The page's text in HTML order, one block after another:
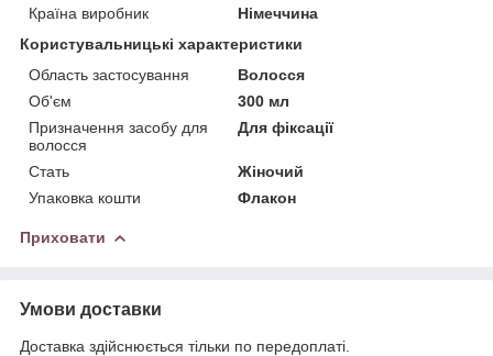
Країна виробник
Німеччина
Користувальницькі характеристики
Область застосування
Волосся
Об'єм
300 мл
Призначення засобу для
волосся
Для фіксації
Стать
Жіночий
Упаковка кошти
Флакон
Приховати
Умови доставки
Доставка здійснюється тільки по передоплаті.